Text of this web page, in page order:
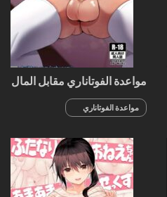
مواعدة الفوتاناري مقابل المال
مواعدة الفوتاناري
مقابل المال